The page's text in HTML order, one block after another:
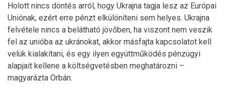
Holott nincs döntés arról, hogy Ukrajna tagja lesz az Európai
Uniónak, ezért erre pénzt elkülöníteni sem helyes. Ukrajna
felvétele nincs a belátható jövőben, ha viszont nem veszik
fel az unióba az ukránokat, akkor másfajta kapcsolatot kell
velük kialakítani, és egy ilyen együttműködés pénzügyi
alapjait kellene a költségvetésben meghatározni –
magyarázta Orbán.